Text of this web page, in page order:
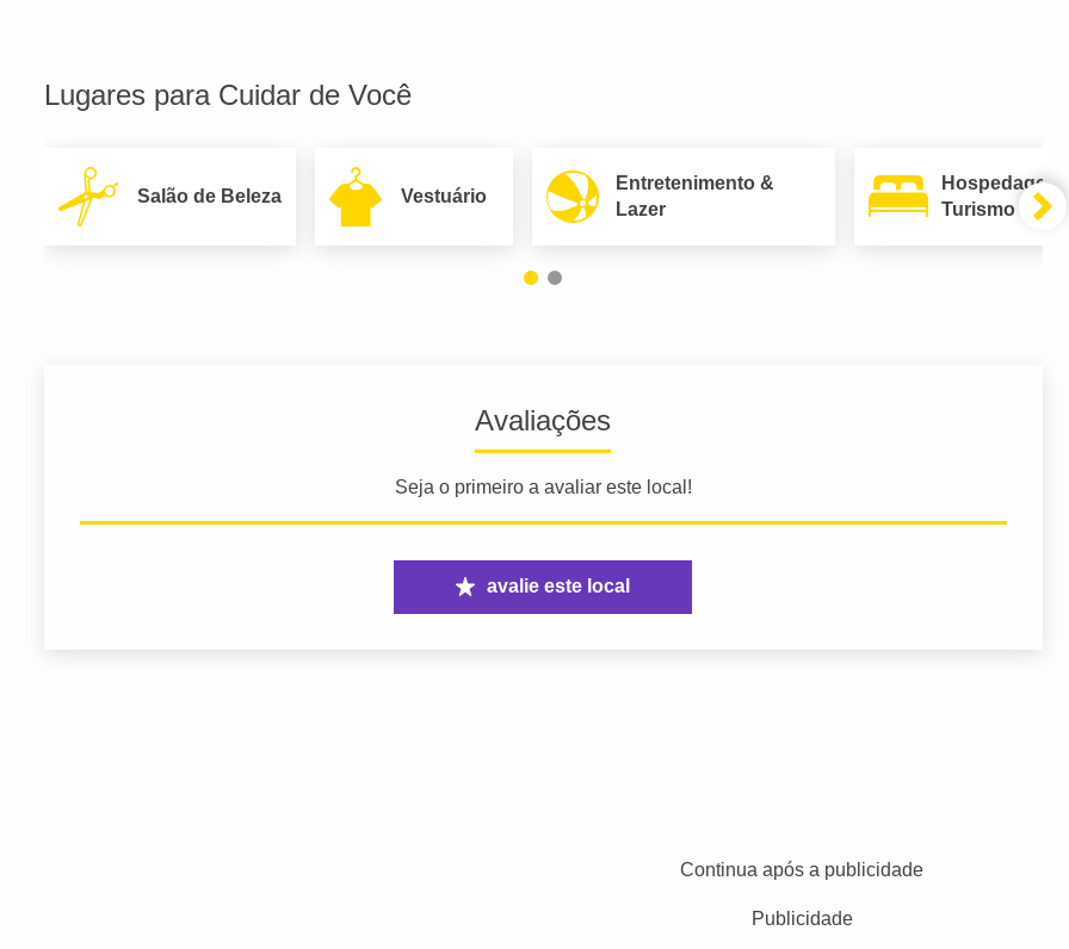
Lugares para Cuidar de Você
Salão de Beleza Vestuário
Entretenimento &
Lazer
Hospedagem
Turismo
Avaliações
Seja o primeiro a avaliar este local!
avalie este local
Continua após a publicidade
Publicidade